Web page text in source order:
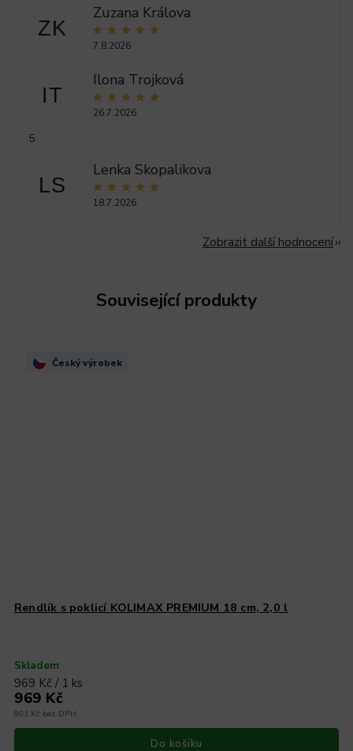
ZK
Zuzana Králova
7.8.2026
IT
Ilona Trojková
26.7.2026
5
LS
Lenka Skopalikova
18.7.2026
Zobrazit další hodnocení
Související produkty
Český výrobek
Rendlík s poklicí KOLIMAX PREMIUM 18 cm, 2,0 l
Skladem
801 Kč bez DPH
969 Kč
969 Kč / 1 ks
Do košíku